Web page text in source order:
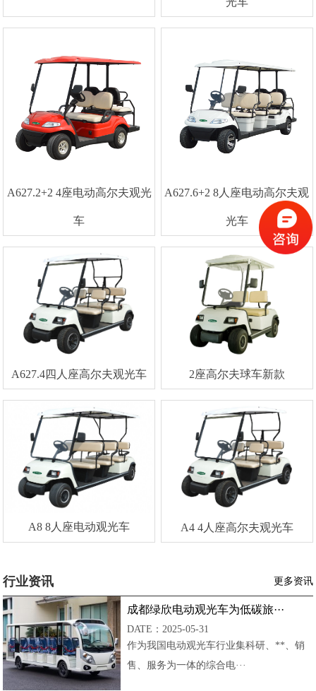
A627.2+2 4座电动高尔夫观光
车
A627.6+2 8人座电动高尔夫观
光车
A627.4四人座高尔夫观光车 2座高尔夫球车新款
A8 8人座电动观光车 A4 4人座高尔夫观光车
行业资讯 更多资讯
成都绿欣电动观光车为低碳旅···
DATE：2025-05-31
作为我国电动观光车行业集科研、**、销
售、服务为一体的综合电···